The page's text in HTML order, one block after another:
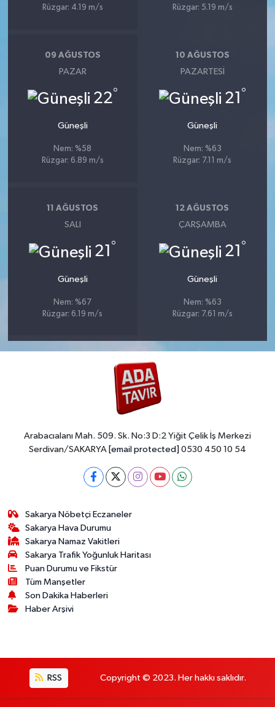
Rüzgar: 4.19 m/s
Rüzgar: 5.19 m/s
09 AĞUSTOS
PAZAR
22°
Güneşli
Nem: %58
Rüzgar: 6.89 m/s
10 AĞUSTOS
PAZARTESI
21 °
Güneşli
Nem: %63
Rüzgar: 7.11 m/s
11 AĞUSTOS
SALI
21 °
Güneşli
Nem: %67
Rüzgar: 6.19 m/s
12 AĞUSTOS
ÇARŞAMBA
21 °
Güneşli
Nem: %63
Rüzgar: 7.61 m/s
Arabacıalanı Mah. 509. Sk. No:3 D:2 Yiğit Çelik İş Merkezi
Serdivan/SAKARYA [email protected] 0530 450 10 54
Sakarya Nöbetçi Eczaneler
Sakarya Hava Durumu
Sakarya Namaz Vakitleri
Sakarya Trafik Yoğunluk Haritası
Puan Durumu ve Fikstür
Tüm Manşetler
Son Dakika Haberleri
Haber Arşivi
RSS Copyright © 2023. Her hakkı saklıdır.